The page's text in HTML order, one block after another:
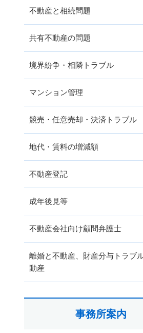
不動産と相続問題
共有不動産の問題
境界紛争・相隣トラブル
マンション管理
競売・任意売却・決済トラブル
地代・賃料の増減額
不動産登記
成年後見等
不動産会社向け顧問弁護士
離婚と不動産、財産分与トラブ
動産
事務所案内